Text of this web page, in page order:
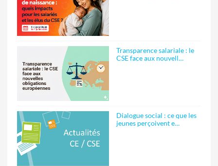
Transparence salariale : le
CSE face aux nouvell…
Dialogue social : ce que les
jeunes perçoivent e…